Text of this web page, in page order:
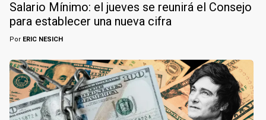
Salario Mínimo: el jueves se reunirá el Consejo
para establecer una nueva cifra
Por ERIC NESICH